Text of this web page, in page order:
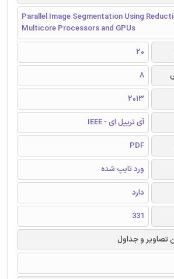
Parallel Image Segmentation Using
Multicore Processors and GPUs
20
8
2013
آی تریپل ای - IEEE
PDF
ورد تایپ شده
دارد
331
تصاویر و جداول